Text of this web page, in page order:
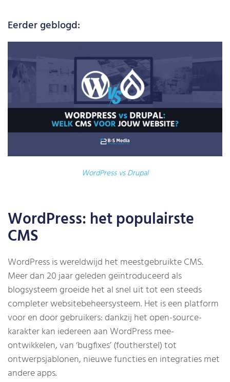
Eerder geblogd:
WordPress vs Drupal
WordPress: het populairste
CMS
WordPress is wereldwijd het meestgebruikte CMS.
Meer dan 20 jaar geleden geïntroduceerd als
blogsysteem groeide het al snel uit tot een steeds
completer websitebeheersysteem. Het is een platform
voor en door gebruikers: dankzij het open-source-
karakter kan iedereen aan WordPress mee-
ontwikkelen, van ‘bugfixes’ (foutherstel) tot
ontwerpsjablonen, nieuwe functies en integraties met
andere apps.